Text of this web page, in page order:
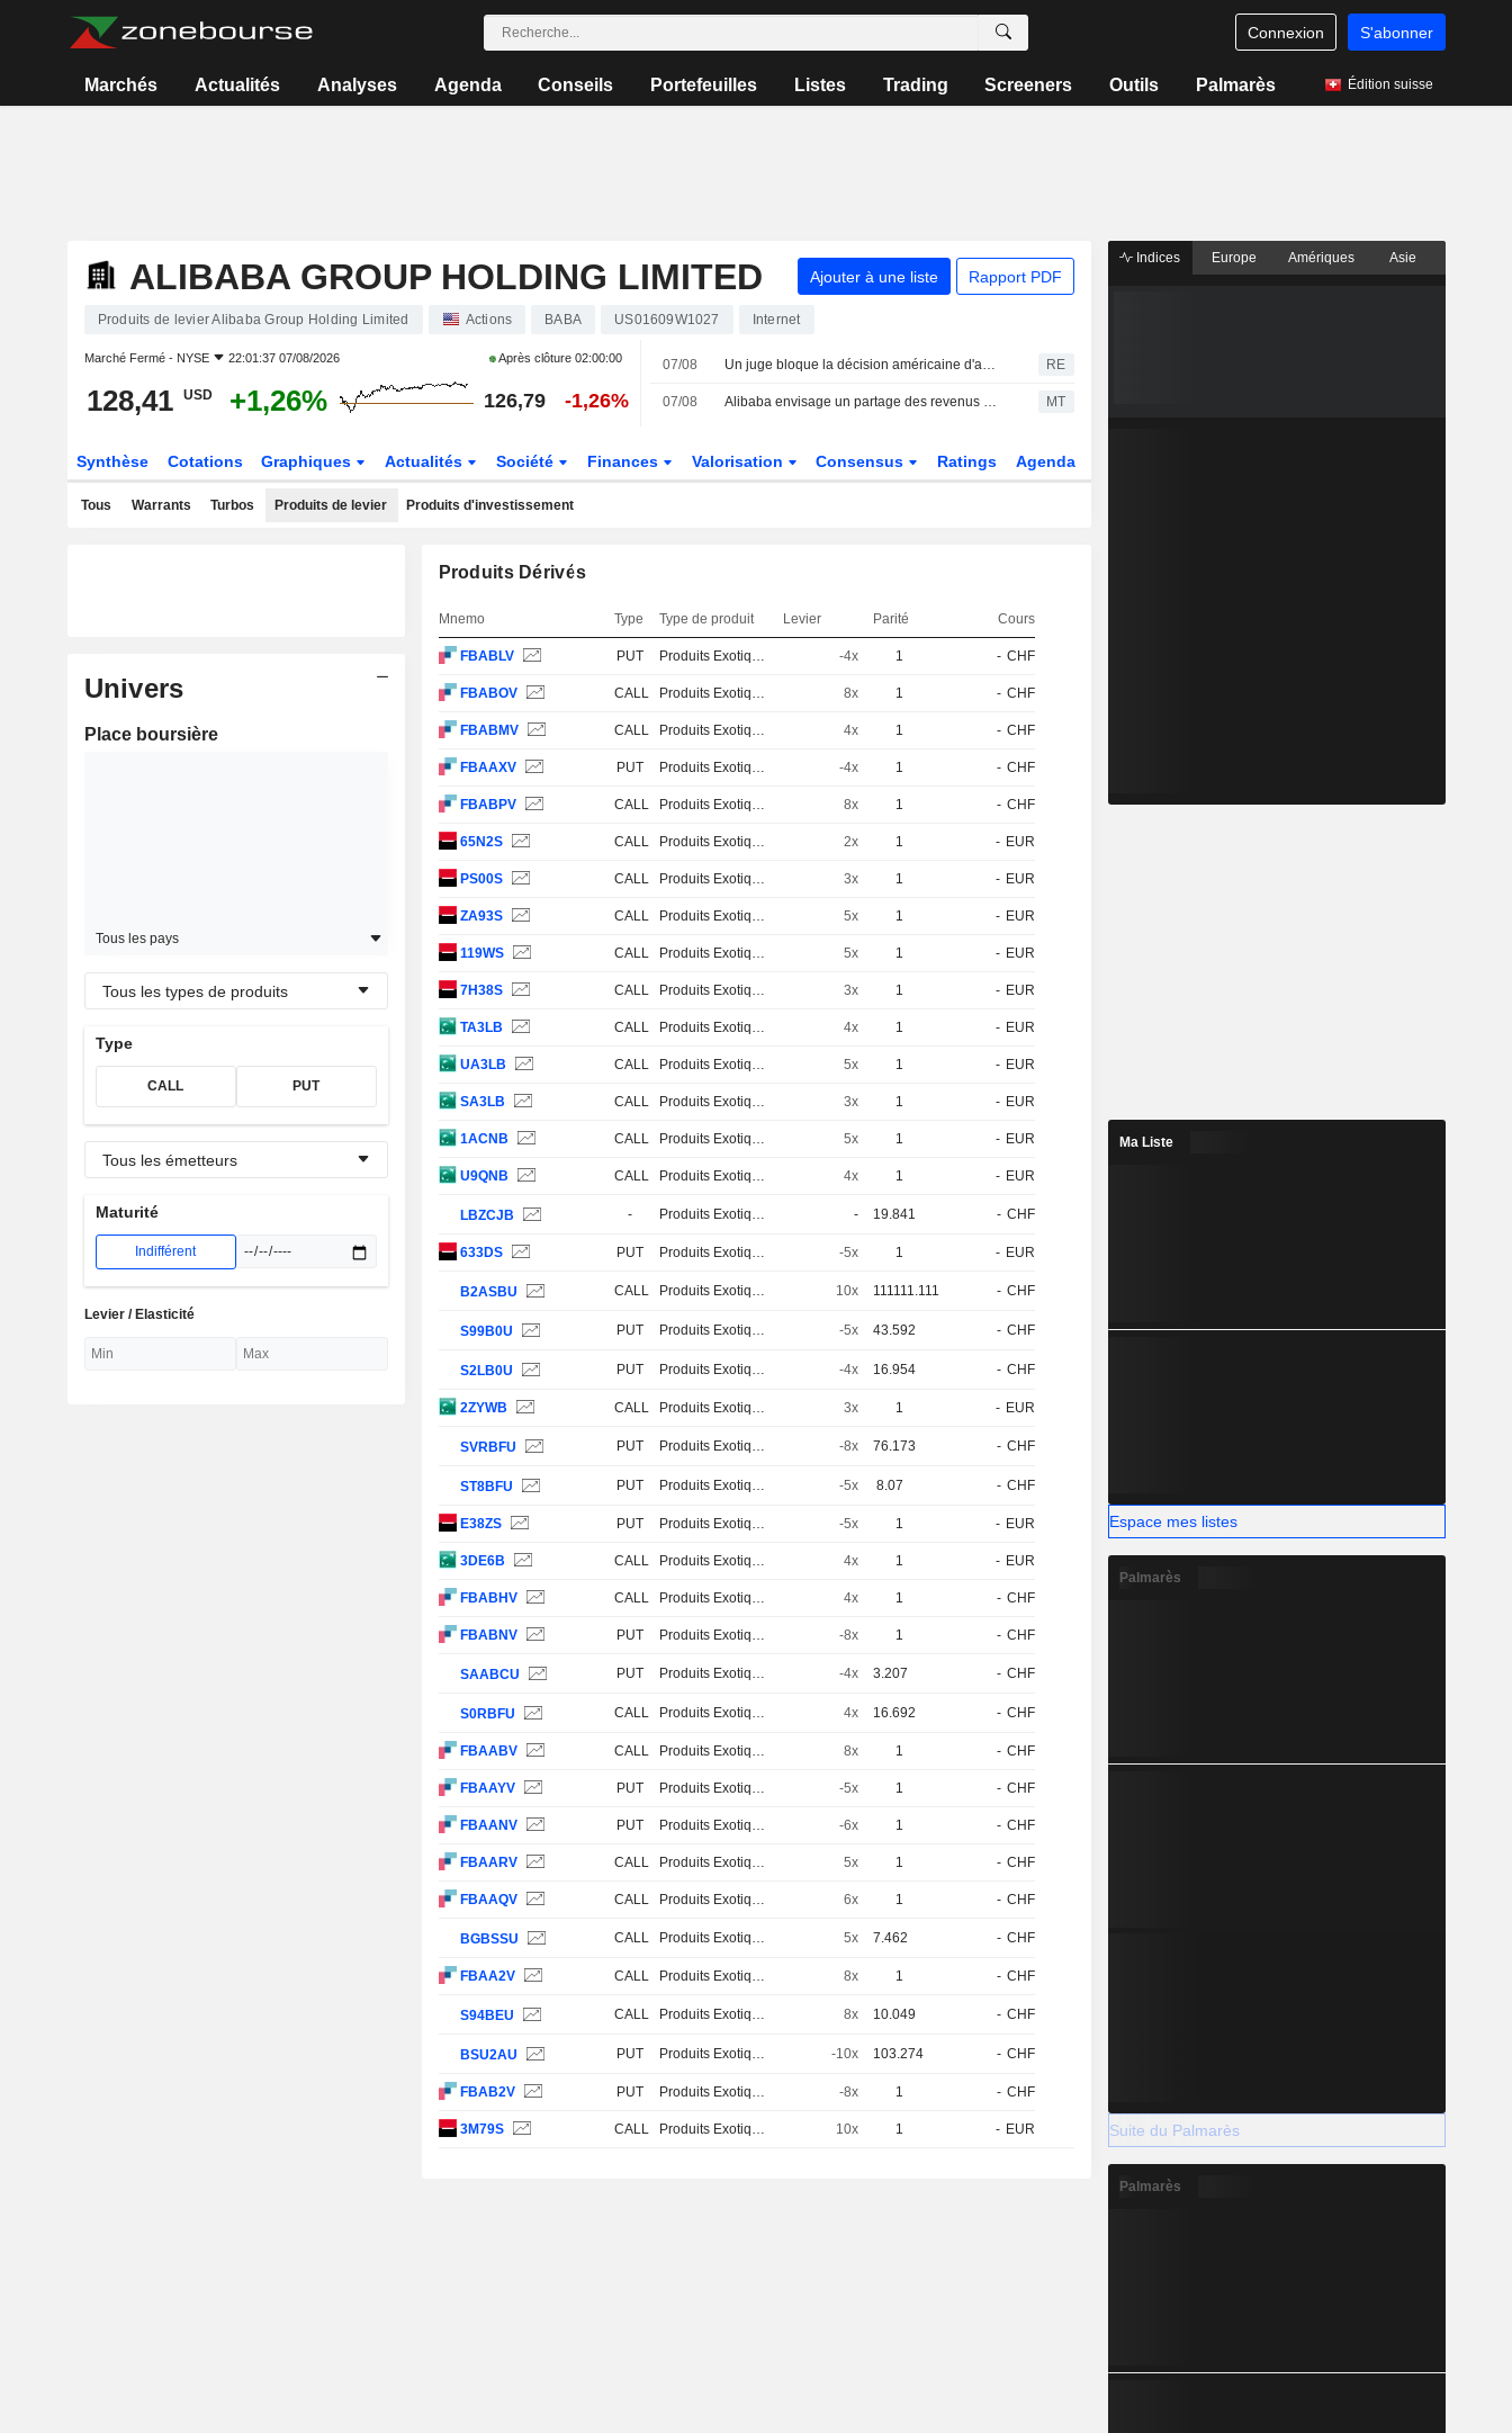
Connexion S'abonner
Marchés Actualités Analyses Agenda Conseils Portefeuilles Listes Trading Screeners Outils Palmarès Édition suisse
ALIBABA GROUP HOLDING LIMITED Ajouter à une liste Rapport PDF
Produits de levier Alibaba Group Holding Limited Actions BABA US01609W1027 Internet
Marché Fermé - NYSE 22:01:37 07/08/2026 Après clôture02:00:00
128,41 USD +1,26% 126,79 -1,26%
07/08 Un juge bloque la décision américaine d'ajouter WuXi à la liste des entreprises liées à l'armée chinoise RE
07/08 Alibaba envisage un partage des revenus avec les grands clients de son nouveau modèle d'IA Qwen MT
Synthèse Cotations Graphiques Actualités Société Finances Valorisation Consensus Ratings Agenda
Tous Warrants Turbos Produits de levier Produits d'investissement
Univers
Place boursière
Tous les pays
Tous les types de produits
Type
CALL PUT
Tous les émetteurs
Maturité
Indifférent
Levier / Elasticité
Produits Dérivés
Mnemo Type Type de produit Levier Parité Cours
FBABLV PUT Produits Exotiques -4x 1 - CHF
FBABOV CALL Produits Exotiques 8x 1 - CHF
FBABMV CALL Produits Exotiques 4x 1 - CHF
FBAAXV PUT Produits Exotiques -4x 1 - CHF
FBABPV CALL Produits Exotiques 8x 1 - CHF
65N2S CALL Produits Exotiques 2x 1 - EUR
PS00S CALL Produits Exotiques 3x 1 - EUR
ZA93S CALL Produits Exotiques 5x 1 - EUR
119WS CALL Produits Exotiques 5x 1 - EUR
7H38S CALL Produits Exotiques 3x 1 - EUR
TA3LB CALL Produits Exotiques 4x 1 - EUR
UA3LB CALL Produits Exotiques 5x 1 - EUR
SA3LB CALL Produits Exotiques 3x 1 - EUR
1ACNB CALL Produits Exotiques 5x 1 - EUR
U9QNB CALL Produits Exotiques 4x 1 - EUR
LBZCJB - Produits Exotiques - 19.841 - CHF
633DS PUT Produits Exotiques -5x 1 - EUR
B2ASBU CALL Produits Exotiques 10x 111111.111 - CHF
S99B0U PUT Produits Exotiques -5x 43.592 - CHF
S2LB0U PUT Produits Exotiques -4x 16.954 - CHF
2ZYWB CALL Produits Exotiques 3x 1 - EUR
SVRBFU PUT Produits Exotiques -8x 76.173 - CHF
ST8BFU PUT Produits Exotiques -5x 8.07 - CHF
E38ZS PUT Produits Exotiques -5x 1 - EUR
3DE6B CALL Produits Exotiques 4x 1 - EUR
FBABHV CALL Produits Exotiques 4x 1 - CHF
FBABNV PUT Produits Exotiques -8x 1 - CHF
SAABCU PUT Produits Exotiques -4x 3.207 - CHF
S0RBFU CALL Produits Exotiques 4x 16.692 - CHF
FBAABV CALL Produits Exotiques 8x 1 - CHF
FBAAYV PUT Produits Exotiques -5x 1 - CHF
FBAANV PUT Produits Exotiques -6x 1 - CHF
FBAARV CALL Produits Exotiques 5x 1 - CHF
FBAAQV CALL Produits Exotiques 6x 1 - CHF
BGBSSU CALL Produits Exotiques 5x 7.462 - CHF
FBAA2V CALL Produits Exotiques 8x 1 - CHF
S94BEU CALL Produits Exotiques 8x 10.049 - CHF
BSU2AU PUT Produits Exotiques -10x 103.274 - CHF
FBAB2V PUT Produits Exotiques -8x 1 - CHF
3M79S CALL Produits Exotiques 10x 1 - EUR
Indices Europe Amériques Asie
Ma Liste
Espace mes listes
Palmarès
Suite du Palmarès
Palmarès